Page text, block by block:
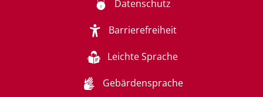
Datenschutz
Barrierefreiheit
Leichte Sprache
Gebärdensprache